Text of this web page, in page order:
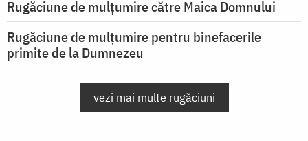
Rugăciune de mulţumire către Maica Domnului
Rugăciune de mulțumire pentru binefacerile
primite de la Dumnezeu
vezi mai multe rugăciuni